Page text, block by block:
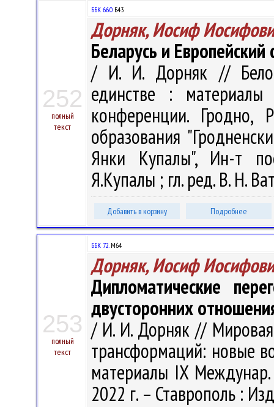
252
полный
текст
ББК 66.0 Б43
Дорняк, Иосиф
Беларусь и
/ И. И. Дорняк //
единстве : материалы
конференции.
образования
Янки Купалы", Ин-т
Я.Купалы ; гл. ред. В. Н.
Добавить в корзину Подробнее
253
полный
текст
ББК 72.М64
Дорняк, Иосиф
Дипломатические
двусторонних
/ И. И. Дорняк // Мировая
трансформаций: новые
материалы IX Междунар.
2022 г. – Ставрополь :